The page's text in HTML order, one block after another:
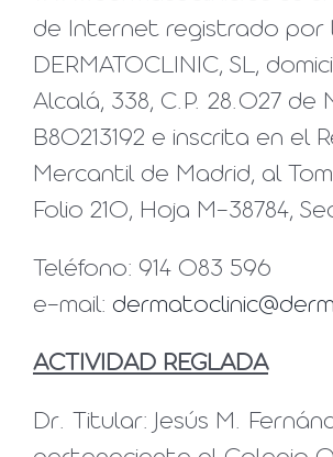
de Internet registrado por
DERMATOCLINIC, SL,
Alcalá, 338, C.P. 28.027 de
B80213192 e inscrita en el
Mercantil de Madrid, al
Folio 210, Hoja M-38784,
Teléfono: 914 083 596
e-mail:
ACTIVIDAD REGLADA
Dr. Titular: Jesús M.